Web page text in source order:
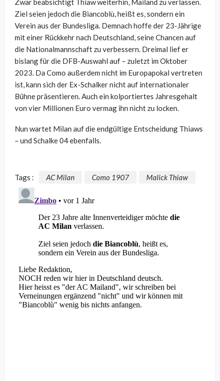
Zwar beabsichtigt Thiaw weiterhin, Mailand zu verlassen.
Ziel seien jedoch die Biancoblù, heißt es, sondern ein
Verein aus der Bundesliga. Demnach hoffe der 23-Jährige
mit einer Rückkehr nach Deutschland, seine Chancen auf
die Nationalmannschaft zu verbessern. Dreimal lief er
bislang für die DFB-Auswahl auf – zuletzt im Oktober
2023. Da Como außerdem nicht im Europapokal vertreten
ist, kann sich der Ex-Schalker nicht auf internationaler
Bühne präsentieren. Auch ein kolportiertes Jahresgehalt
von vier Millionen Euro vermag ihn nicht zu locken.
Nun wartet Milan auf die endgültige Entscheidung Thiaws
– und Schalke 04 ebenfalls.
Tags : AC Milan Como 1907 Malick Thiaw